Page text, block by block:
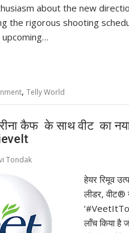
about the new
the rigorous shooting
,Telly World
कैफ के साथ वीट का
Tondak
हेयर रिमूव
लीडर, वीट®
लॉंच किया है